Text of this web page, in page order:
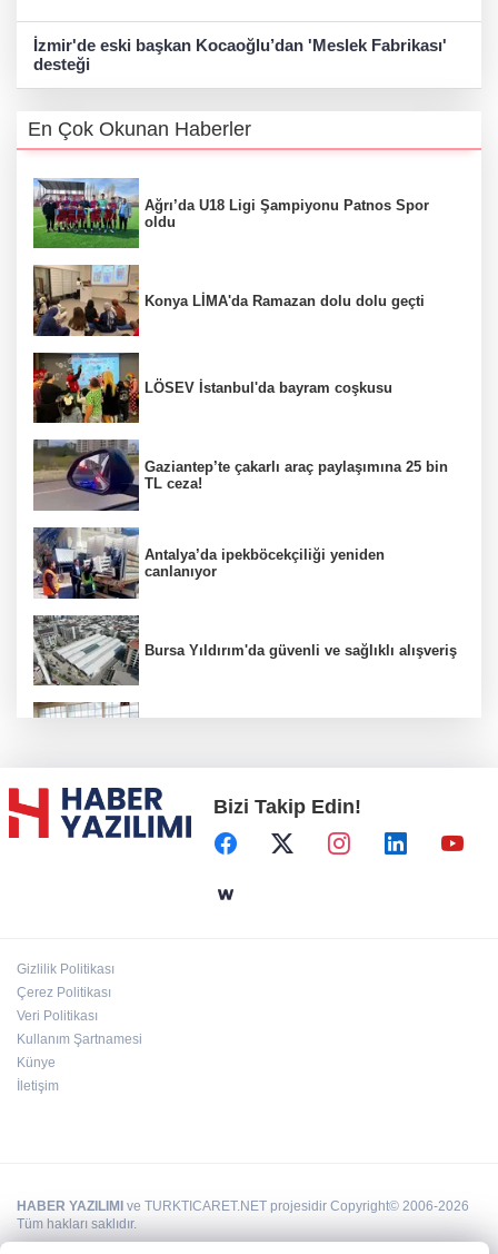
İzmir'de eski başkan Kocaoğlu’dan 'Meslek Fabrikası'
desteği
En Çok Okunan Haberler
Ağrı’da U18 Ligi Şampiyonu Patnos Spor
oldu
Konya LİMA'da Ramazan dolu dolu geçti
LÖSEV İstanbul'da bayram coşkusu
Gaziantep’te çakarlı araç paylaşımına 25 bin
TL ceza!
Antalya’da ipekböcekçiliği yeniden
canlanıyor
Bursa Yıldırım'da güvenli ve sağlıklı alışveriş
Başkent'in göletlerinde temizlik ve bakım
sürüyor
Bizi Takip Edin!
Gizlilik Politikası
Çerez Politikası
Veri Politikası
Kullanım Şartnamesi
Künye
İletişim
HABER YAZILIMI ve TURKTICARET.NET projesidir Copyright© 2006-2026
Tüm hakları saklıdır.